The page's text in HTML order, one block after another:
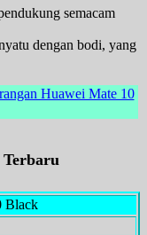
semacam
dengan bodi, yang
Huawei Mate 10
Black